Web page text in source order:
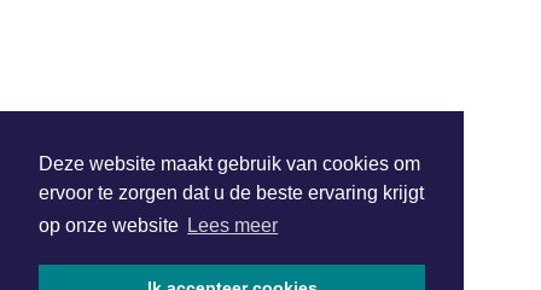
Deze website maakt gebruik van cookies om
ervoor te zorgen dat u de beste ervaring krijgt
op onze website Lees meer